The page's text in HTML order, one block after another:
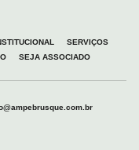
SERVIÇOS
SEJA ASSOCIADO